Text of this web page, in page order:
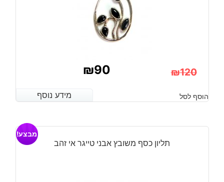
₪120
המקורי
היה:
₪120.
₪90
הנוכחי
הוא:
מידע נוסף הוסף לסל מידע נוסף
תליון כסף משובץ אבני טייגר אי זהב
מבצע!